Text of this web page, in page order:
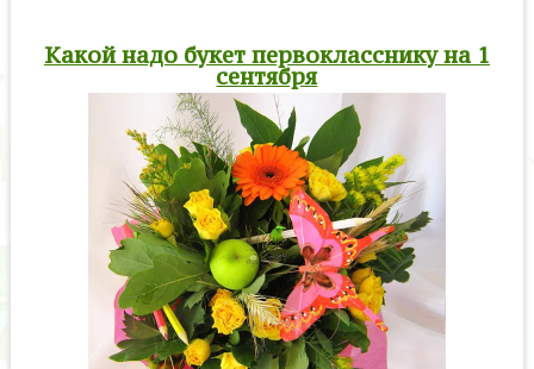
Какой надо букет первокласснику на 1
сентября